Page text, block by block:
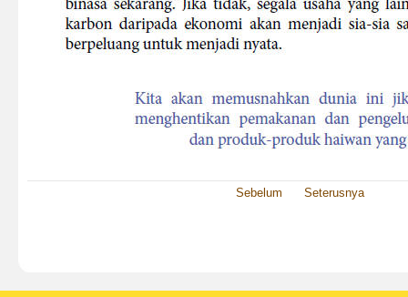
Sebelum Seterusnya